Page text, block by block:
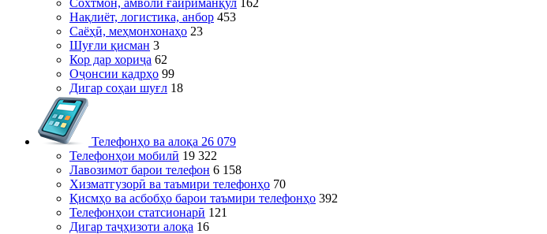
Сохтмон, амволи ғайриманқул 162
Нақлиёт, логистика, анбор 453
Саёҳӣ, меҳмонхонаҳо 23
Шуғли қисман 3
Кор дар хориҷа 62
Оҷонсии кадрҳо 99
Дигар соҳаи шуғл 18
Телефонҳо ва алоқа 26 079
Телефонҳои мобилӣ 19 322
Лавозимот барои телефон 6 158
Хизматгузорӣ ва таъмири телефонҳо 70
Қисмҳо ва асбобҳо барои таъмири телефонҳо 392
Телефонҳои статсионарӣ 121
Дигар таҷҳизоти алоқа 16